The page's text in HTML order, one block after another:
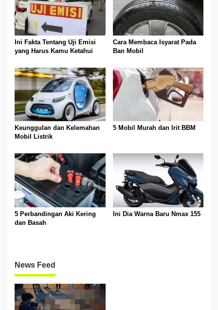
Ini Fakta Tentang Uji Emisi
yang Harus Kamu Ketahui
Cara Membaca Isyarat Pada
Ban Mobil
Keunggulan dan Kelemahan
Mobil Listrik
5 Mobil Murah dan Irit BBM
5 Perbandingan Aki Kering
dan Basah
Ini Dia Warna Baru Nmax 155
News Feed